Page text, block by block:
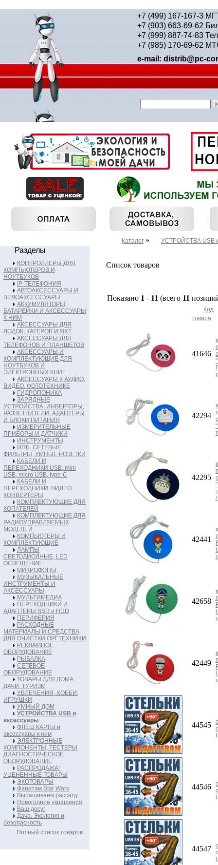
+7 (499) 167-167-3
+7 (903) 663-69-62
+7 (999) 887-74-83
+7 (985) 170-69-62
e-mail: distrib@pc-
Каталог » УСТРОЙСТВА USB и
Разделы
КОНТРОЛЛЕРЫ ДЛЯ
КОМПЬЮТЕРОВ И
НОУТБУКОВ
IP-ТЕЛЕФОНИЯ
АВТОАКСЕССУАРЫ И
ВЕЛОАКСЕССУАРЫ
АККУМУЛЯТОРЫ,
БАТАРЕЙКИ И АКСЕССУАРЫ
К НИМ
АКСЕССУАРЫ ДЛЯ
ЛОДОК, КАТЕРОВ И ЯХТ
АКСЕССУАРЫ ДЛЯ
ТЕЛЕФОНОВ И ПЛАНШЕТОВ
АКСЕССУАРЫ И
КОМПЛЕКТУЮЩИЕ ДЛЯ
НОУТБУКОВ И
ЭЛЕКТРОННЫХ КНИГ
АКСЕССУАРЫ К АУДИО,
ВИДЕО, ФОТОТЕХНИКЕ
ГИДРОПОНИКА
ЗАРЯДНЫЕ
УСТРОЙСТВА, ИНВЕРТОРЫ,
РАЗВЕТВИТЕЛИ, АДАПТЕРЫ
И БЛОКИ ПИТАНИЯ
ИЗМЕРИТЕЛЬНЫЕ
ПРИБОРЫ И ДАТЧИКИ
ИНСТРУМЕНТЫ
ИПБ, СЕТЕВЫЕ
ФИЛЬТРЫ, УМНЫЕ РОЗЕТКИ
КАБЕЛИ И
ПЕРЕХОДНИКИ USB, mini
USB, micro USB, type-C
КАБЕЛИ И
ПЕРЕХОДНИКИ, ВИДЕО
КОНВЕРТЕРЫ
КОМПЛЕКТУЮЩИЕ ДЛЯ
КОПАТЕЛЕЙ
КОМПЛЕКТУЮЩИЕ ДЛЯ
РАДИОУПРАВЛЯЕМЫХ
МОДЕЛЕЙ
КОМПЬЮТЕРЫ И
КОМПЛЕКТУЮЩИЕ
ЛАМПЫ
СВЕТОДИОДНЫЕ, LED
ОСВЕЩЕНИЕ
МИКРОФОНЫ
МУЗЫКАЛЬНЫЕ
ИНСТРУМЕНТЫ И
АКСЕССУАРЫ
МУЛЬТИМЕДИА
ПЕРЕХОДНИКИ И
АДАПТЕРЫ SSD и HDD
ПЕРИФЕРИЯ
РАСХОДНЫЕ
МАТЕРИАЛЫ И СРЕДСТВА
ДЛЯ ОЧИСТКИ ОРГТЕХНИКИ
РЕКЛАМНОЕ
ОБОРУДОВАНИЕ
РЫБАЛКА
СЕТЕВОЕ
ОБОРУДОВАНИЕ
ТОВАРЫ ДЛЯ ДОМА,
ДАЧИ. ТУРИЗМ
УВЛЕЧЕНИЯ, ХОББИ,
ИГРУШКИ
УМНЫЙ ДОМ
УСТРОЙСТВА USB и
аксессуары
ФЛЕШ КАРТЫ и
аксессуары к ним
ЭЛЕКТРОННЫЕ
КОМПОНЕНТЫ, ТЕСТЕРЫ,
ДИАГНОСТИЧЕСКОЕ
ОБОРУДОВАНИЕ
РАСПРОДАЖА!
УЦЕНЕННЫЕ ТОВАРЫ
ЭКОТОВАРЫ
Фанатам Star Wars
Выращиваем рассаду
Новогодние украшения
Ваш досуг
Дача. Экология и
безопасность
Полный список товаров
Список товаров
Показано 1 - 11 (всего 11
Код
товара
41646
42294
42295
42441
42658
42449
44545
44546
44547